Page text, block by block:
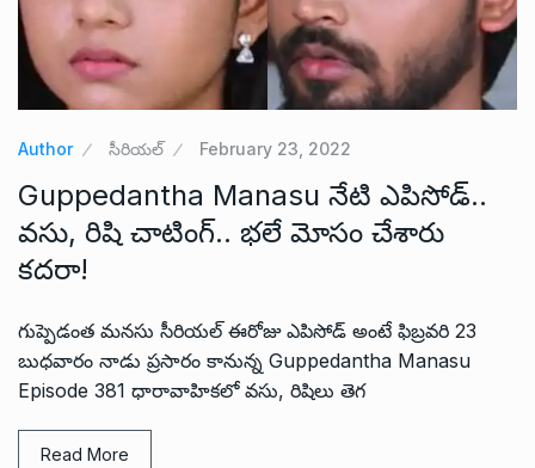
Author సీరియల్ February 23, 2022
Guppedantha Manasu నేటి ఎపిసోడ్..
వసు, రిషి చాటింగ్.. భలే మోసం చేశారు
కదరా!
గుప్పెడంత మనసు సీరియల్ ఈరోజు ఎపిసోడ్ అంటే ఫిబ్రవరి 23
బుధవారం నాడు ప్రసారం కానున్న Guppedantha Manasu
Episode 381 ధారావాహికలో వసు, రిషిలు తెగ
Read More